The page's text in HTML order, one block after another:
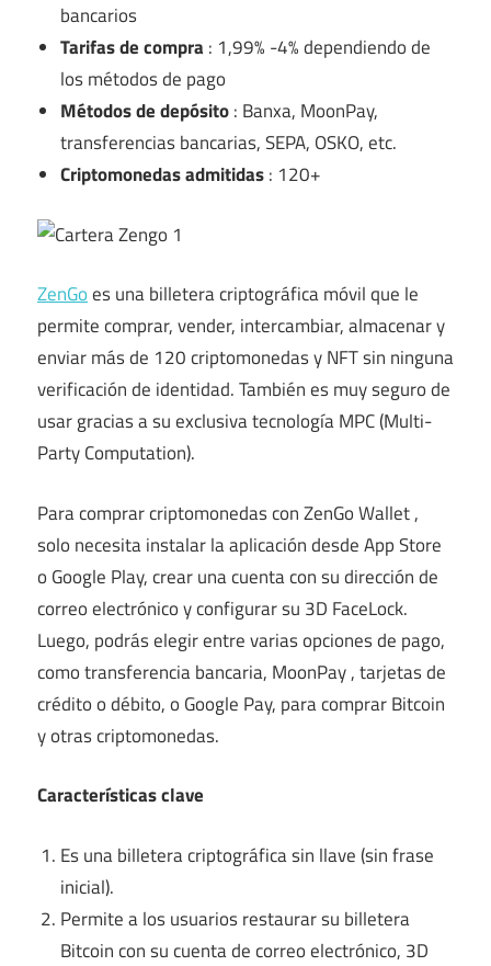
bancarios
Tarifas de compra : 1,99% -4% dependiendo de
los métodos de pago
Métodos de depósito: Banxa, MoonPay,
transferencias bancarias, SEPA, OSKO, etc.
Criptomonedas admitidas: 120+
ZenGoes una billetera criptográfica móvil que le
permite comprar, vender, intercambiar, almacenar y
enviar más de 120 criptomonedas y NFT sin ninguna
verificación de identidad. También es muy seguro de
usar gracias a su exclusiva tecnología MPC (Multi-
Party Computation).
Para comprar criptomonedas conZenGo Wallet,
solo necesita instalar la aplicación desde App Store
o Google Play, crear una cuenta con su dirección de
correo electrónico y configurar su 3D FaceLock.
Luego, podrás elegir entre varias opciones de pago,
como transferencia bancaria, MoonPay, tarjetas de
crédito o débito, o Google Pay, para comprar Bitcoin
y otras criptomonedas.
Características clave
Es una billetera criptográfica sin llave (sin frase
inicial).
Permite a los usuarios restaurar su billetera
Bitcoin con su cuenta de correo electrónico, 3D